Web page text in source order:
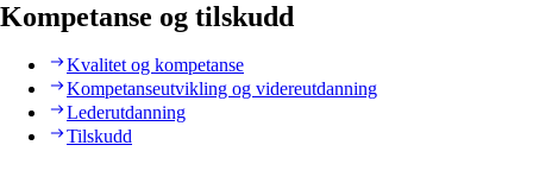
Kompetanse og tilskudd
Kvalitet og kompetanse
Kompetanseutvikling og videreutdanning
Lederutdanning
Tilskudd